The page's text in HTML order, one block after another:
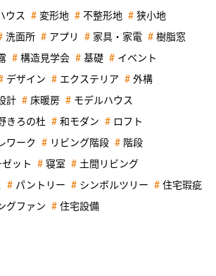
ウス 変形地 不整形地 狭小地
洗面所 アプリ 家具・家電 樹脂窓
構造見学会 基礎 イベント
デザイン エクステリア 外構
計 床暖房 モデルハウス
きろの杜 和モダン ロフト
ワーク リビング階段 階段
ット 寝室 土間リビング
パントリー シンボルツリー 住宅瑕疵
グファン 住宅設備